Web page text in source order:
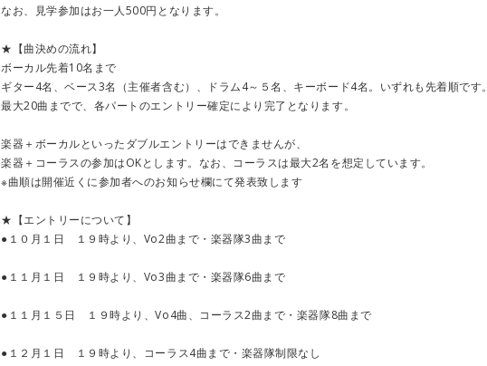
なお、見学参加はお一人500円となります。
★【曲決めの流れ】
ボーカル先着10名まで
ギター4名、ベース3名（主催者含む）、ドラム4～５名、キーボード4名。いずれも先着順です。
最大20曲までで、各パートのエントリー確定により完了となります。
楽器＋ボーカルといったダブルエントリーはできませんが、
楽器＋コーラスの参加はOKとします。なお、コーラスは最大2名を想定しています。
※曲順は開催近くに参加者へのお知らせ欄にて発表致します
★【エントリーについて】
●１０月１日 １９時より、Vo2曲まで・楽器隊3曲まで
●１１月１日 １９時より、Vo3曲まで・楽器隊6曲まで
●１１月１５日 １９時より、Vo4曲、コーラス2曲まで・楽器隊8曲まで
●１２月１日 １９時より、コーラス4曲まで・楽器隊制限なし